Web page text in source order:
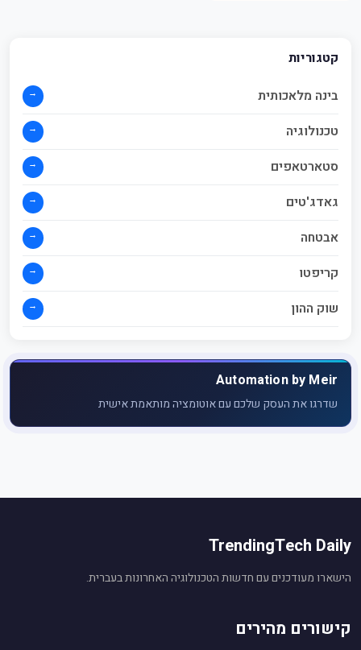
קטגוריות
בינה מלאכותית
→
טכנולוגיה →
סטארטאפים →
גאדג'טים →
אבטחה →
קריפטו →
שוק ההון →
Automation by Meir
שדרגו את העסק שלכם עם אוטומציה מותאמת אישית
TrendingTech Daily
הישארו מעודכנים עם חדשות הטכנולוגיה האחרונות בעברית.
קישורים מהירים